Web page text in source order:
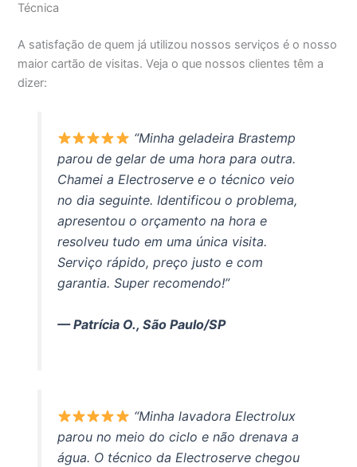
Técnica
A satisfação de quem já utilizou nossos serviços é o nosso
maior cartão de visitas. Veja o que nossos clientes têm a
dizer:
“Minha geladeira Brastemp
parou de gelar de uma hora para outra.
Chamei a Electroserve e o técnico veio
no dia seguinte. Identificou o problema,
apresentou o orçamento na hora e
resolveu tudo em uma única visita.
Serviço rápido, preço justo e com
garantia. Super recomendo!”
— Patrícia O., São Paulo/SP
“Minha lavadora Electrolux
parou no meio do ciclo e não drenava a
água. O técnico da Electroserve chegou